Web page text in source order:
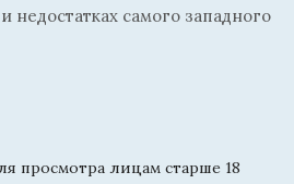
недостатках самого западного
просмотра лицам старше 18